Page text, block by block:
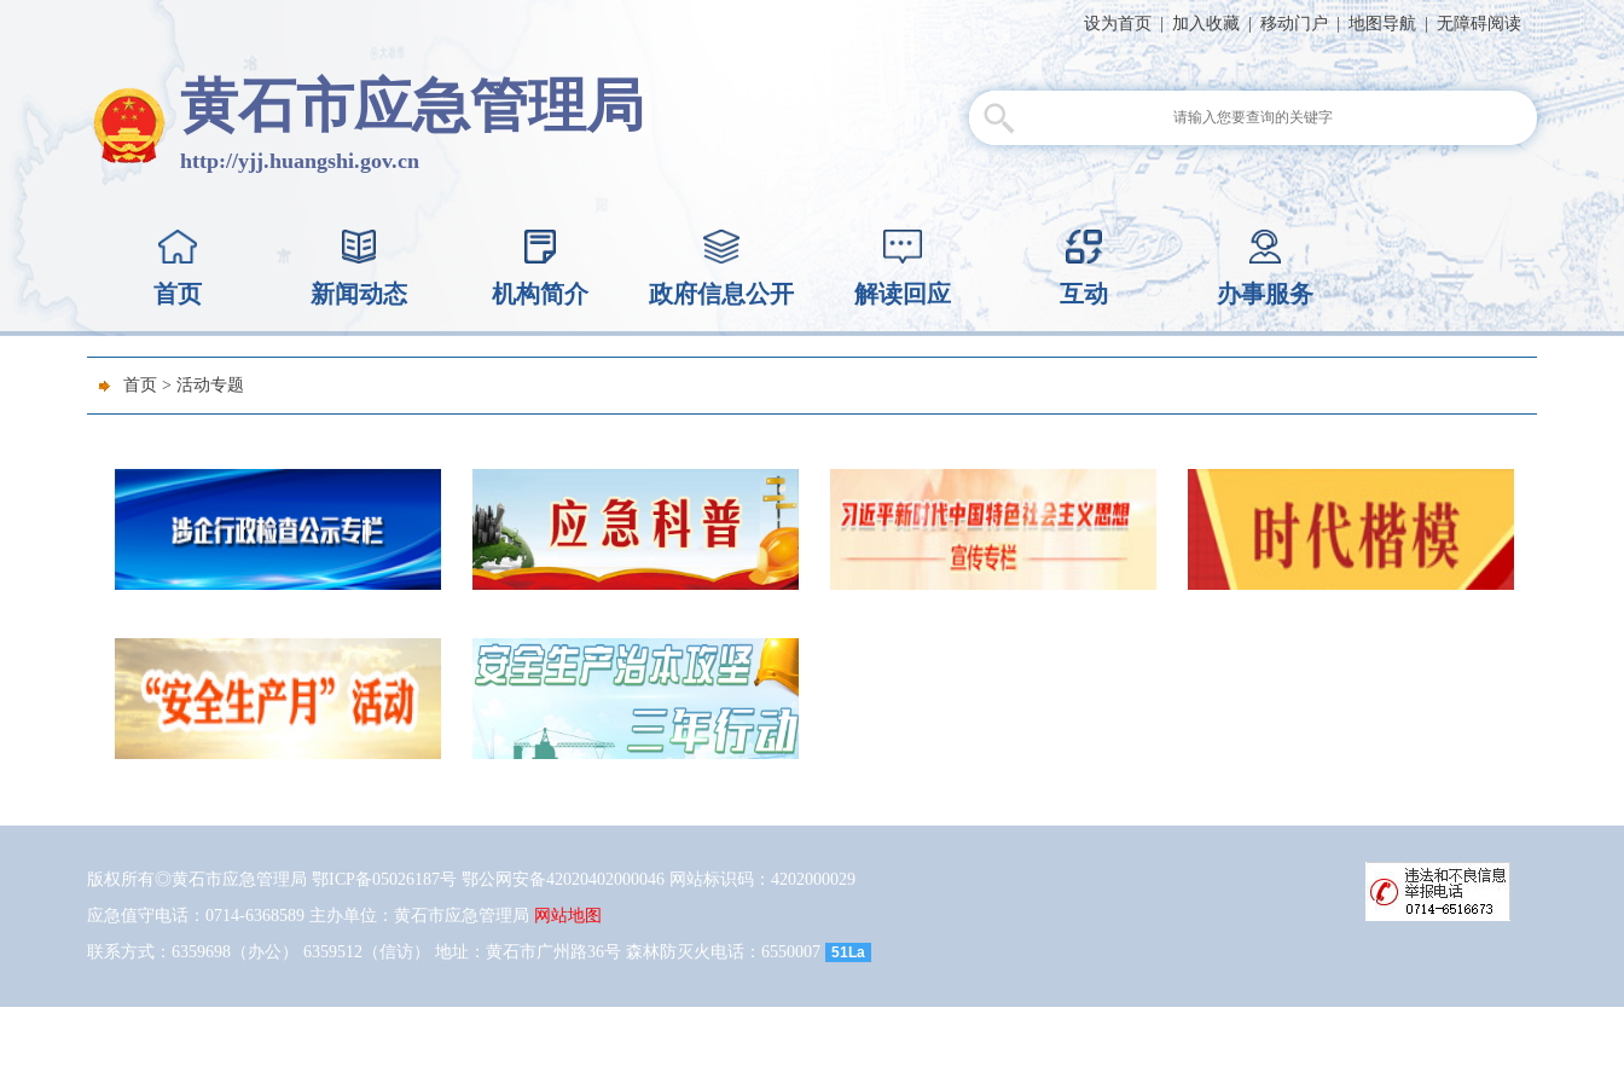
设为首页 | 加入收藏 | 移动门户 | 地图导航 | 无障碍阅读
黄石市应急管理局
http://yjj.huangshi.gov.cn
首页 新闻动态 机构简介 政府信息公开 解读回应 互动 办事服务
首页 > 活动专题
版权所有◎黄石市应急管理局 鄂ICP备05026187号 鄂公网安备42020402000046 网站标识码：4202000029
应急值守电话：0714-6368589 主办单位：黄石市应急管理局 网站地图
联系方式：6359698（办公） 6359512（信访） 地址：黄石市广州路36号 森林防灭火电话：6550007
51La